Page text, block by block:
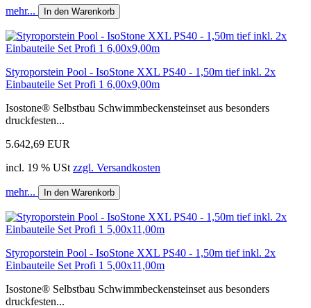
mehr... In den Warenkorb
Styroporstein Pool - IsoStone XXL PS40 - 1,50m tief inkl. 2x
Einbauteile Set Profi 1 6,00x9,00m
Isostone® Selbstbau Schwimmbeckensteinset aus besonders
druckfesten...
5.642,69 EUR
incl. 19 % USt zzgl. Versandkosten
mehr... In den Warenkorb
Styroporstein Pool - IsoStone XXL PS40 - 1,50m tief inkl. 2x
Einbauteile Set Profi 1 5,00x11,00m
Isostone® Selbstbau Schwimmbeckensteinset aus besonders
druckfesten...